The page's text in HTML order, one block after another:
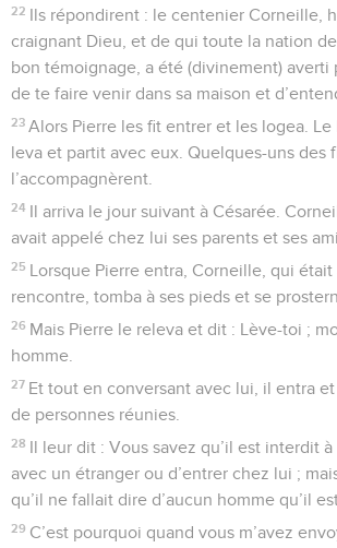
22 Ils répondirent : le centenier Corneille,
craignant Dieu, et de qui toute la nation
bon témoignage, a été (divinement) averti
de te faire venir dans sa maison et
23 Alors Pierre les fit entrer et les logea.
leva et partit avec eux. Quelques-uns des
l’accompagnèrent.
24 Il arriva le jour suivant à Césarée.
avait appelé chez lui ses parents et ses
25 Lorsque Pierre entra, Corneille, qui était
rencontre, tomba à ses pieds et se
26 Mais Pierre le releva et dit : Lève-toi ;
homme.
27 Et tout en conversant avec lui, il entra
de personnes réunies.
28 Il leur dit : Vous savez qu’il est interdit
avec un étranger ou d’entrer chez lui ;
qu’il ne fallait dire d’aucun homme qu’il
29 C’est pourquoi quand vous m’avez